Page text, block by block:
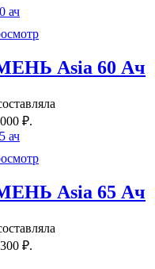
Asia 60 Ач
₽.
Asia 65 Ач
₽.